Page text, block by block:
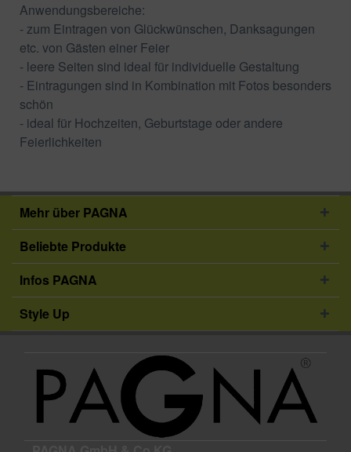
Anwendungsbereiche:
- zum Eintragen von Glückwünschen, Danksagungen
etc. von Gästen einer Feier
- leere Seiten sind ideal für individuelle Gestaltung
- Eintragungen sind in Kombination mit Fotos besonders
schön
- ideal für Hochzeiten, Geburtstage oder andere
Feierlichkeiten
Mehr über PAGNA
Beliebte Produkte
Infos PAGNA
Style Up